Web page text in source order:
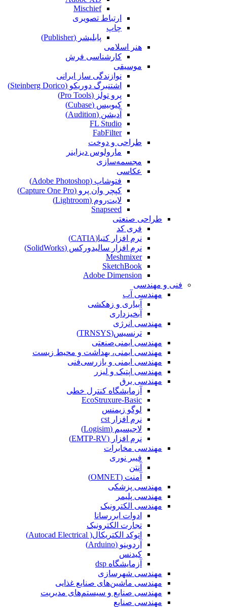
Mischief
ارتباط تصویری
چاپ
پابلیشر (Publisher)
هنر اسلامی
کارشناسی فرش
موسیقی
نوازندگی ساز ایرانی
اشتنبرگ دوریکو (Steinberg Dorico)
پرو تولز (Pro Tools)
کیوبیس (Cubase‎)
آدیشن (Audition)
FL Studio
FabFilter
طراحی و دوخت
مارولوس دیزاینر
مجسمه‌سازی‌
عکاسی
فتوشاپ (Adobe Photoshop)
کپچر وان پرو (Capture One Pro)
لایت‌روم (Lightroom)
Snapseed
طراحی صنعتی
فری کد
نرم افزار کتیا(CATIA)
نرم افزار سالیدورکس (SolidWorks)
Meshmixer
SketchBook
Adobe Dimension
فنی و مهندسی
مهندسی آب
آبیاری و زهکشی
آبخیزداری
مهندسی انرژی
ترنسیس(TRNSYS)
مهندسی ایمنی‌صنعتی
مهندسی ایمنی، بهداشت و محیط زیست
مهندسی ایمنی‌ و‌ بازرسی‌فنی
مهندسی اپتیک و لیزر
مهندسی برق
آزمایشگاه کنترل خطی
EcoStruxure-Basic
لوگو زیمنس
نرم افزار cst
لاجیسیم (Logisim)
نرم افزار (EMTP-RV)
مهندسی مخابرات
فیبر نوری
آنتن
آمنت (OMNET)
مهندسی پزشکی
مهندسی پلیمر
مهندسی الکترونیک
ادوات ابررسانا
تجارت الکترونیک
اتوکد الکتریکال( Autocad Electrical)
آردوینو (Arduino)
کیدنس
آزمایشگاه dsp
مهندسی شهرسازی
مهندسی ماشین‌های صنایع غذایی
مهندسی صنایع و سیستم‌های مدیریت
مهندسی صنایع